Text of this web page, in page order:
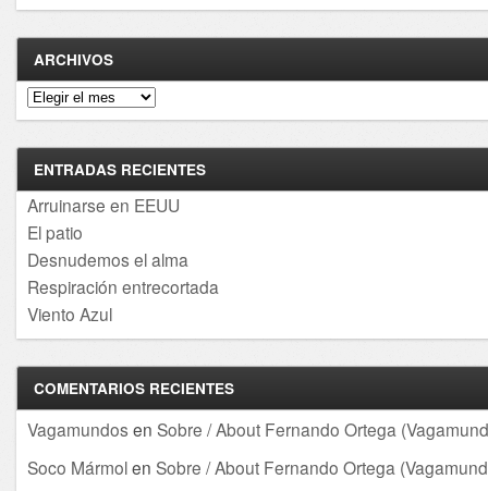
ARCHIVOS
Archivos
ENTRADAS RECIENTES
Arruinarse en EEUU
El patio
Desnudemos el alma
Respiración entrecortada
Viento Azul
COMENTARIOS RECIENTES
Vagamundos en Sobre / About Fernando Ortega
Soco Mármolen Sobre / About Fernando Ortega